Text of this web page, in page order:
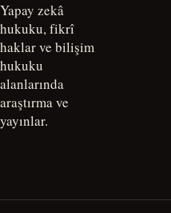
Yapay zekâ
hukuku, fikrî
haklar ve bilişim
hukuku
alanlarında
araştırma ve
yayınlar.